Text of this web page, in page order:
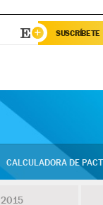
SUSCRÍBETE
CALCULADORA DE
2015